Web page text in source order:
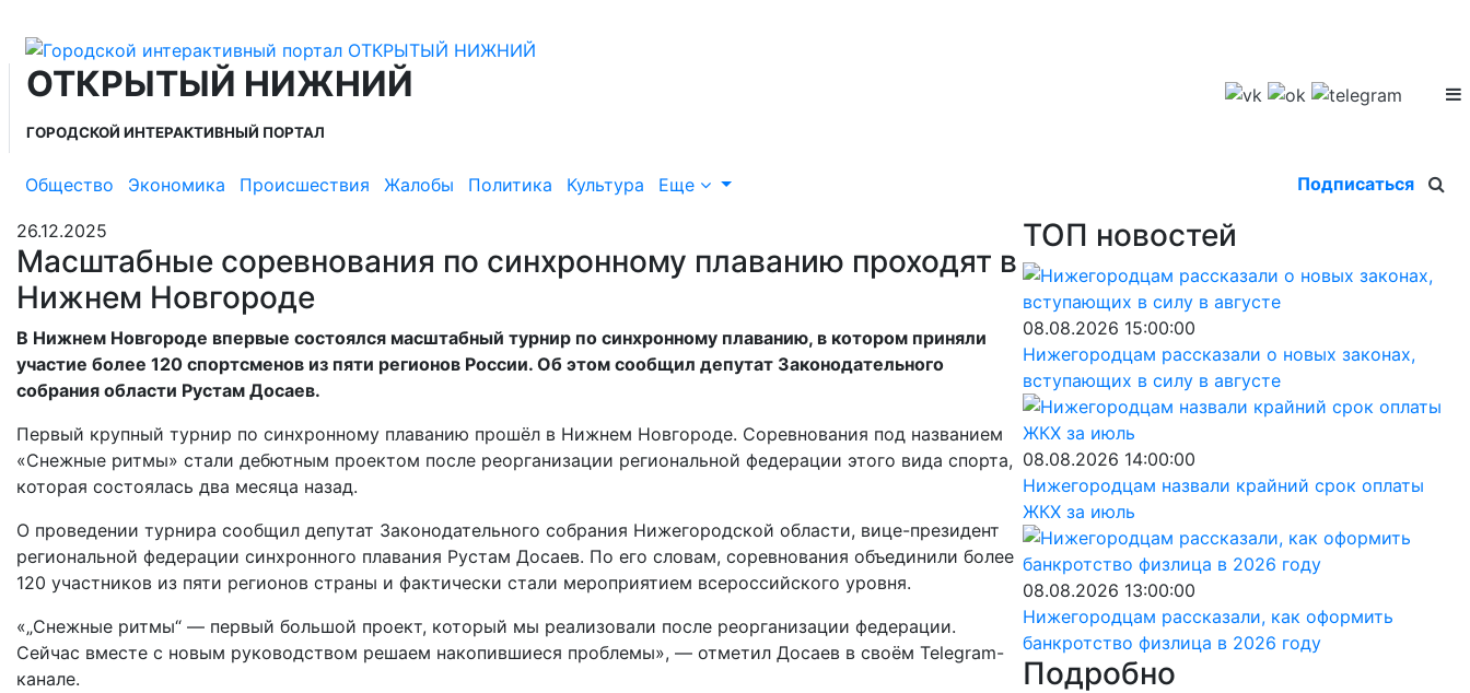
ОТКРЫТЫЙ НИЖНИЙ
ГОРОДСКОЙ ИНТЕРАКТИВНЫЙ ПОРТАЛ
Общество Экономика Происшествия Жалобы Политика Культура Еще Подписаться
26.12.2025
Масштабные соревнования по синхронному плаванию проходят в
Нижнем Новгороде
В Нижнем Новгороде впервые состоялся масштабный турнир по синхронному плаванию, в котором приняли
участие более 120 спортсменов из пяти регионов России. Об этом сообщил депутат Законодательного
собрания области Рустам Досаев.
Первый крупный турнир по синхронному плаванию прошёл в Нижнем Новгороде. Соревнования под названием
«Снежные ритмы» стали дебютным проектом после реорганизации региональной федерации этого вида спорта,
которая состоялась два месяца назад.
О проведении турнира сообщил депутат Законодательного собрания Нижегородской области, вице-президент
региональной федерации синхронного плавания Рустам Досаев. По его словам, соревнования объединили более
120 участников из пяти регионов страны и фактически стали мероприятием всероссийского уровня.
«„Снежные ритмы“ — первый большой проект, который мы реализовали после реорганизации федерации.
Сейчас вместе с новым руководством решаем накопившиеся проблемы», — отметил Досаев в своём Telegram-
канале.
ТОП новостей
08.08.2026 15:00:00
Нижегородцам рассказали о новых законах,
вступающих в силу в августе
08.08.2026 14:00:00
Нижегородцам назвали крайний срок оплаты
ЖКХ за июль
08.08.2026 13:00:00
Нижегородцам рассказали, как оформить
банкротство физлица в 2026 году
Подробно